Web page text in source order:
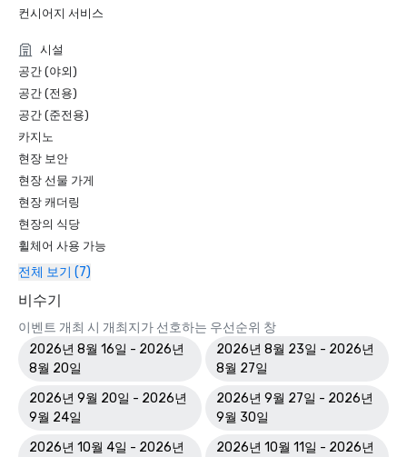
컨시어지 서비스
시설
공간 (야외)
공간 (전용)
공간 (준전용)
카지노
현장 보안
현장 선물 가게
현장 캐더링
현장의 식당
휠체어 사용 가능
전체 보기 (7)
비수기
이벤트 개최 시 개최지가 선호하는 우선순위 창
2026년 8월 16일 - 2026년
8월 20일
2026년 8월 23일 - 2026년
8월 27일
2026년 9월 20일 - 2026년
9월 24일
2026년 9월 27일 - 2026년
9월 30일
2026년 10월 4일 - 2026년
2026년 10월 11일 - 2026년